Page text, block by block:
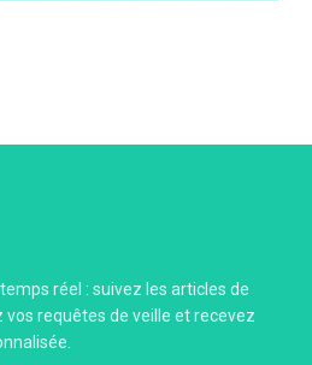
réel : suivez les articles de
requêtes de veille et recevez